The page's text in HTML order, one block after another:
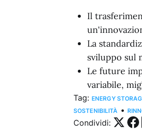
Il
La
sviluppo sul
Le future
variabile,
Tag: ENERGY
SOSTENIBILITÀ •
Condividi: